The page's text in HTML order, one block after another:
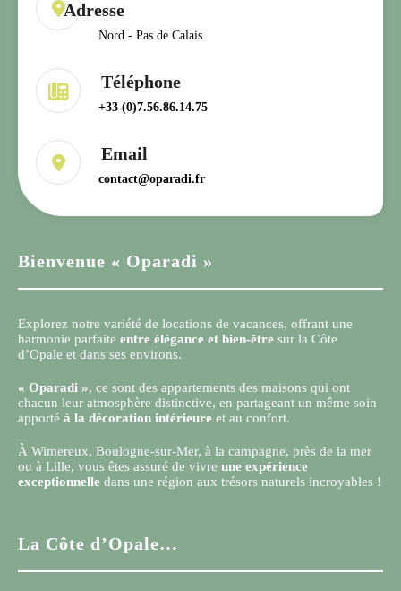
Nord - Pas de Calais
+33 (0)7.56.86.14.75
contact@oparadi.fr
Bienvenue « Oparadi »
Explorez notre variété de locations de vacances, offrant une
harmonie parfaite entre élégance et bien-être sur la Côte
d’Opale et dans ses environs.
« Oparadi », ce sont des appartements des maisons qui ont
chacun leur atmosphère distinctive, en partageant un même soin
apporté à la décoration intérieure et au confort.
À Wimereux, Boulogne-sur-Mer, à la campagne, près de la mer
ou à Lille, vous êtes assuré de vivre une expérience
exceptionnelle dans une région aux trésors naturels incroyables !
La Côte d’Opale…